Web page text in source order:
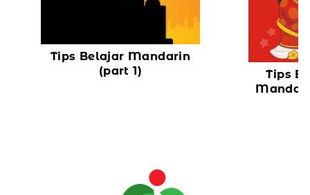
Tips Belajar Mandarin
(part 1)
Tips